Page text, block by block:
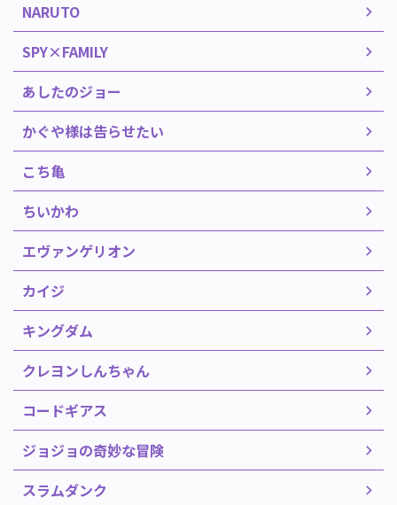
NARUTO
SPY×FAMILY
あしたのジョー
かぐや様は告らせたい
こち亀
ちいかわ
エヴァンゲリオン
カイジ
キングダム
クレヨンしんちゃん
コードギアス
ジョジョの奇妙な冒険
スラムダンク